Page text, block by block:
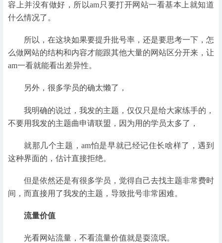
容上并没有做好，所以am只要打开网站一看基本上就知道
什么情况了。
所以，在这块如果要提升批号率，还是要思考一下，怎
么做网站的结构和内容才能跟其他大量的网站区分开来，让
am一看就能看出差异性。
另外，很多学员的确太懒了，
我明确的说过，我发的主题，仅仅只是给大家练手的，
不要用我发的主题曲申请联盟，因为用的学员太多了，
就那几个主题，am怕是早就已经记住长啥样了，遇到
这种界面的，估计直接拒绝。
但是依然还是有很多学员，觉得自己去找主题非常费时
间，而直接用了我发的主题，导致批号非常困难。
流量价值
光看网站流量，不看流量价值就是耍流氓。